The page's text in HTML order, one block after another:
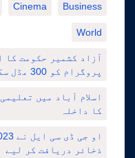
Business
Cinema
World
آزاد کشمیر حکومت کا
پروگرام کو 300 مڈل سکولوں تک توسیع دینے کا فیصلہ
کا داخلہ
ذخائر دریافت کر لیے